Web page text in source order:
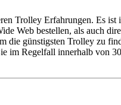
Trolley Erfahrungen. Es ist
Web bestellen, als auch
die günstigsten Trolley zu
im Regelfall innerhalb von